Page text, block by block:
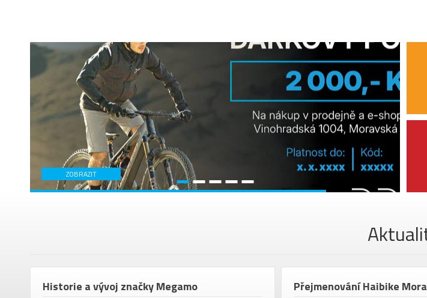
ZOBRAZIT
Historie a vývoj značky Megamo
Přejmenování Haibike